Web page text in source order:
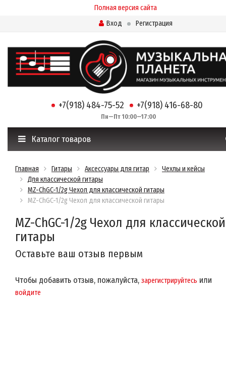
Полная версия сайта
Вход
Регистрация
+7(918) 484-75-52 +7(918) 416-68-80
Пн—Пт 10:00—17:00
Каталог товаров
Главная Гитары Аксессуары для гитар
Чехлы и кейсы
Для классической гитары
MZ-ChGC-1/2g Чехол для классической гитары
MZ-ChGC-1/2g Чехол для классической гитары
MZ-ChGC-1/2g Чехол для классической
гитары
Оставьте ваш отзыв первым
Чтобы добавить отзыв, пожалуйста, зарегистрируйтесь или
войдите